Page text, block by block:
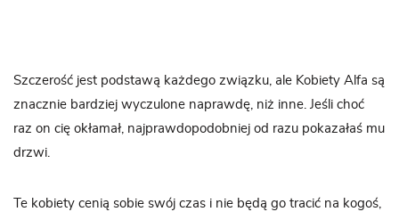
Szczerość jest podstawą każdego związku, ale Kobiety Alfa są
znacznie bardziej wyczulone naprawdę, niż inne. Jeśli choć
raz on cię okłamał, najprawdopodobniej od razu pokazałaś mu
drzwi.
Te kobiety cenią sobie swój czas i nie będą go tracić na kogoś,